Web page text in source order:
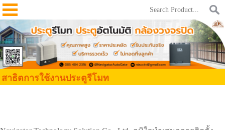
สาธิตการใช้งานประตูรีโมท